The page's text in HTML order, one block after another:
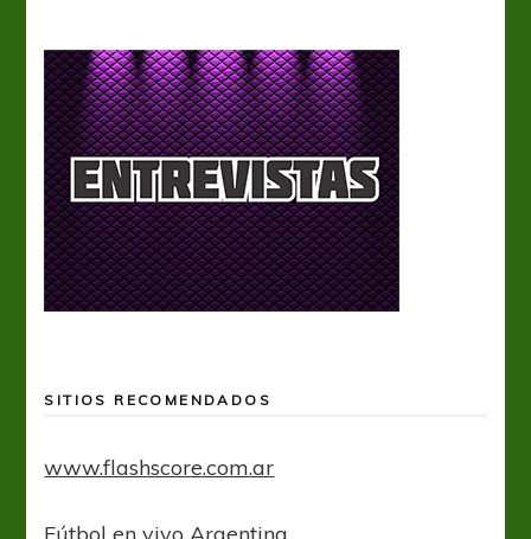
SITIOS RECOMENDADOS
www.flashscore.com.ar